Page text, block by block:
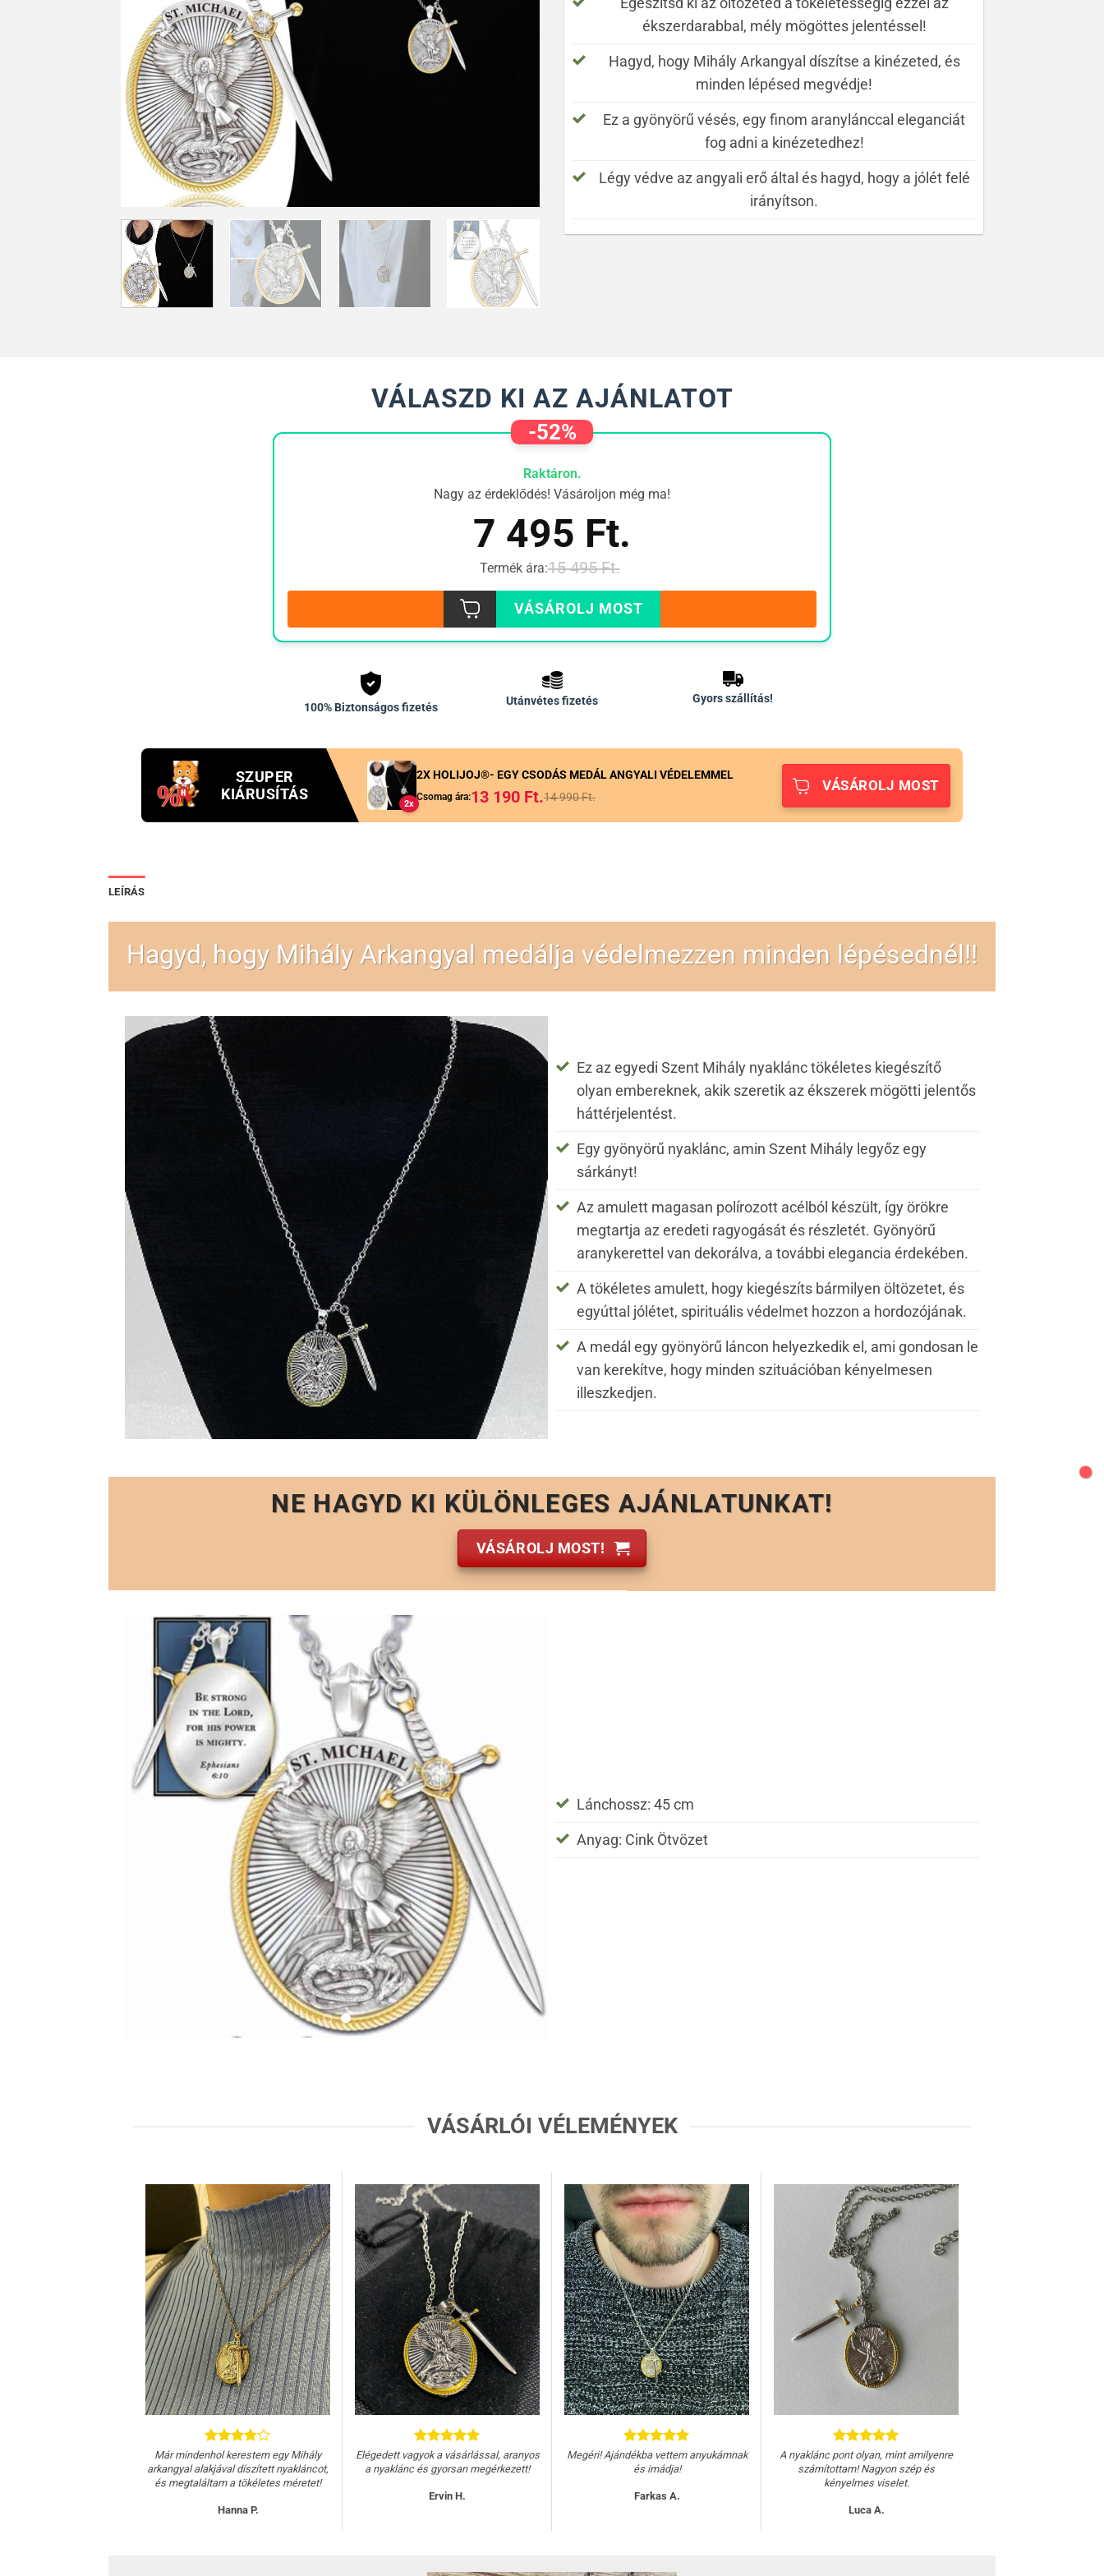
ékszerdarabbal, mély mögöttes jelentéssel!
Hagyd, hogy Mihály Arkangyal díszítse a kinézeted, és
minden lépésed megvédje!
Ez a gyönyörű vésés, egy finom aranylánccal eleganciát
fog adni a kinézetedhez!
Légy védve az angyali erő által és hagyd, hogy a jólét felé
irányítson.
VÁLASZD KI AZ AJÁNLATOT
-52%
Raktáron.
Nagy az érdeklődés! Vásároljon még ma!
7 495 Ft.
Termék ára:15 495Ft.
VÁSÁROLJ MOST
100% Biztonságos fizetés Utánvétes fizetés Gyors szállítás!
SZUPER
KIÁRUSÍTÁS
2x
2X HOLIJOJ®- EGY CSODÁS MEDÁL ANGYALI VÉDELEMMEL
Csomag ára:13 190 Ft.14 990Ft.
VÁSÁROLJ MOST
LEÍRÁS
Hagyd, hogy Mihály Arkangyal medálja védelmezzen minden lépésednél!!
Ez az egyedi Szent Mihály nyaklánc tökéletes kiegészítő
olyan embereknek, akik szeretik az ékszerek mögötti jelentős
háttérjelentést.
Egy gyönyörű nyaklánc, amin Szent Mihály legyőz egy
sárkányt!
Az amulett magasan polírozott acélból készült, így örökre
megtartja az eredeti ragyogását és részletét. Gyönyörű
aranykerettel van dekorálva, a további elegancia érdekében.
A tökéletes amulett, hogy kiegészíts bármilyen öltözetet, és
egyúttal jólétet, spirituális védelmet hozzon a hordozójának.
A medál egy gyönyörű láncon helyezkedik el, ami gondosan le
van kerekítve, hogy minden szituációban kényelmesen
illeszkedjen.
NE HAGYD KI KÜLÖNLEGES AJÁNLATUNKAT!
VÁSÁROLJ MOST!
Lánchossz: 45 cm
Anyag: Cink Ötvözet
VÁSÁRLÓI VÉLEMÉNYEK
Már mindenhol kerestem egy Mihály
arkangyal alakjával díszített nyakláncot,
és megtaláltam a tökéletes méretet!
Hanna P.
Elégedett vagyok a vásárlással, aranyos
a nyaklánc és gyorsan megérkezett!
Ervin H.
Megéri! Ajándékba vettem anyukámnak
és imádja!
Farkas A.
A nyaklánc pont olyan, mint amilyenre
számítottam! Nagyon szép és
kényelmes viselet.
Luca A.